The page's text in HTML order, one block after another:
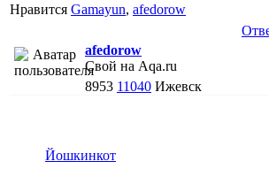
Нравится Gamayun, afedorow
afedorow
Свой на Aqa.ru
8953 11040 Ижевск
Йошкинкот